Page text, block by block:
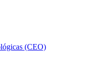
(CEO)